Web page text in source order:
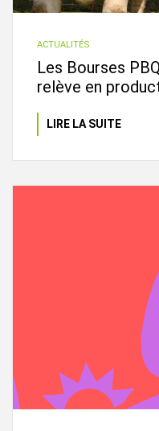
ACTUALITÉS
Les Bourses
relève en
LIRE LA SUITE